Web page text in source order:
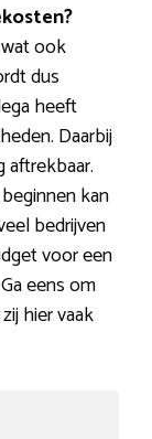
ook
dus
heeft
Daarbij
aftrekbaar.
kan
bedrijven
voor een
eens om
hier vaak